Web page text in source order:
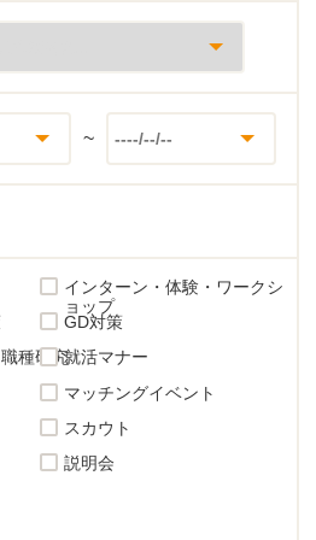
~
インターン・体験・ワークシ
ョップ
GD対策
種研究就活マナー
マッチングイベント
スカウト
説明会